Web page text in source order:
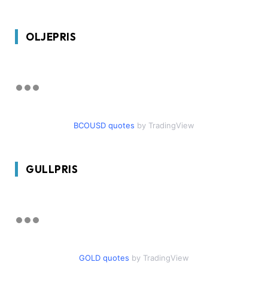
OLJEPRIS
BCOUSD quotes by TradingView
GULLPRIS
GOLD quotes by TradingView